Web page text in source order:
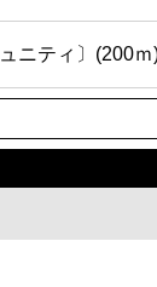
ニティ〕(200ｍ